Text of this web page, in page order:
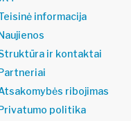
informacija
ir kontaktai
ribojimas
politika